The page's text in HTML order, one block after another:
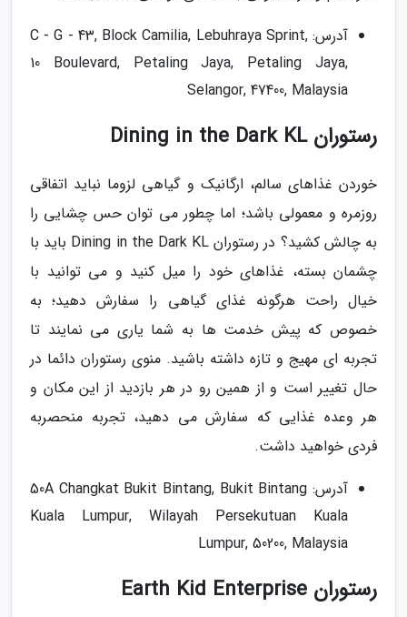
آدرس: C - G - 43, Block Camilia, Lebuhraya Sprint,
10 Boulevard, Petaling Jaya, Petaling Jaya,
Selangor, 47400, Malaysia
رستوران Dining in the Dark KL
خوردن غذاهای سالم، ارگانیک و گیاهی لزوما نباید اتفاقی
روزمره و معمولی باشد؛ اما چطور می توان حس چشایی را
به چالش کشید؟ در رستوران Dining in the Dark KL باید با
چشمان بسته، غذاهای خود را میل کنید و می توانید با
خیال راحت هرگونه غذای گیاهی را سفارش دهید؛ به
خصوص که پیش خدمت ها به شما یاری می نمایند تا
تجربه ای مهیج و تازه داشته باشید. منوی رستوران دائما در
حال تغییر است و از همین رو در هر بازدید از این مکان و
هر وعده غذایی که سفارش می دهید، تجربه منحصربه
فردی خواهید داشت.
آدرس: 50A Changkat Bukit Bintang, Bukit Bintang
Kuala Lumpur, Wilayah Persekutuan Kuala
Lumpur, 50200, Malaysia
رستوران Earth Kid Enterprise